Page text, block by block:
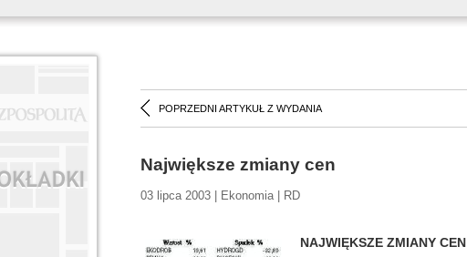
POPRZEDNI ARTYKUŁ Z WYDANIA
Największe zmiany cen
03 lipca 2003 | Ekonomia | RD
NAJWIĘKSZE ZMIANY CEN